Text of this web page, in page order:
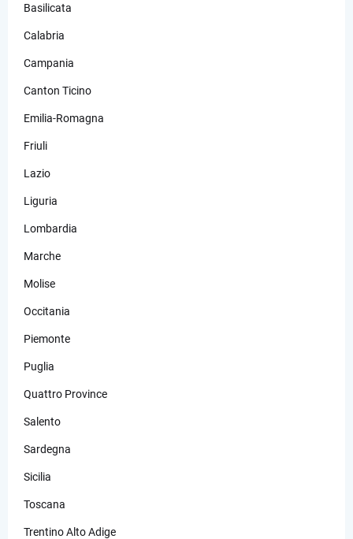
Basilicata
Calabria
Campania
Canton Ticino
Emilia-Romagna
Friuli
Lazio
Liguria
Lombardia
Marche
Molise
Occitania
Piemonte
Puglia
Quattro Province
Salento
Sardegna
Sicilia
Toscana
Trentino Alto Adige